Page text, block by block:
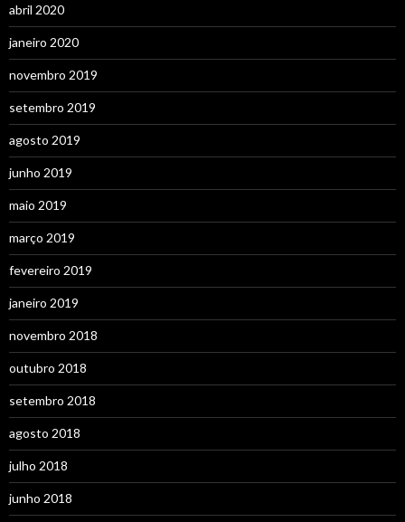
abril 2020
janeiro 2020
novembro 2019
setembro 2019
agosto 2019
junho 2019
maio 2019
março 2019
fevereiro 2019
janeiro 2019
novembro 2018
outubro 2018
setembro 2018
agosto 2018
julho 2018
junho 2018